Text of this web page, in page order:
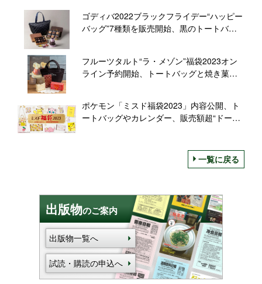
ゴディバ2022ブラックフライデー“ハッピー
バッグ”7種類を販売開始、黒のトートバッ
フルーツタルト“ラ・メゾン”福袋2023オン
ライン予約開始、トートバッグと焼き菓子
ポケモン「ミスド福袋2023」内容公開、ト
ートバッグやカレンダー、販売額超“ドーナ
一覧に戻る
出版物のご案内
出版物一覧へ
試読・購読の申込へ